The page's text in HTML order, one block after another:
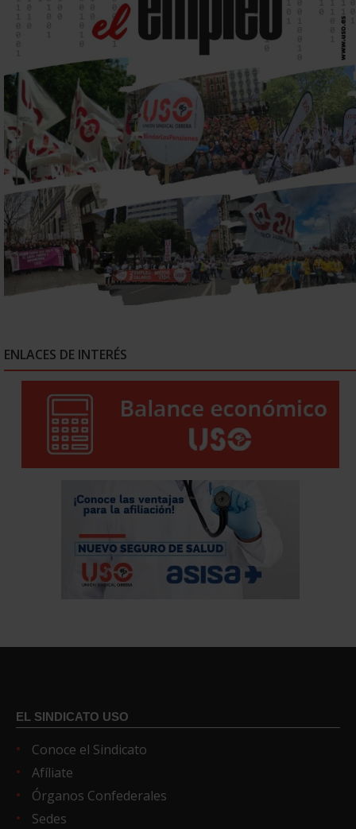
ENLACES DE INTERÉS
EL SINDICATO USO
Conoce el Sindicato
Afíliate
Órganos Confederales
Sedes